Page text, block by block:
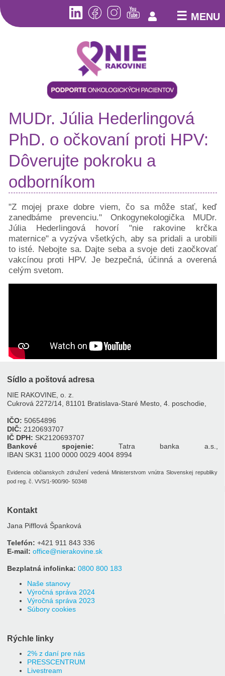
☰ MENU
Aktuality
pacientom
poradňa
Pacientske
poradne
telefonická
linka
Pacientske
príručky
Mapa
pomoci
Klinické
prsníka
Rakovina
čreva
Rakovina
pankreasu
Rakovina
prostaty
a
semenníkov
krčka
Rakovina
pľúc
Rakovina
Rakovina
kože
Rakovina
Podporte
darujme.sk
2%
MUDr. Júlia Hederlingová
PhD. o očkovaní proti HPV:
Dôverujte pokroku a
odborníkom
"Z mojej praxe dobre viem, čo sa môže stať, keď
zanedbáme prevenciu." Onkogynekologička MUDr.
Júlia Hederlingová hovorí "nie rakovine krčka
maternice" a vyzýva všetkých, aby sa pridali a urobili
to isté. Nebojte sa. Dajte seba a svoje deti zaočkovať
vakcínou proti HPV. Je bezpečná, účinná a overená
celým svetom.
Sídlo a poštová adresa
NIE RAKOVINE, o. z.
Cukrová 2272/14, 81101 Bratislava-Staré Mesto, 4. poschodie,
IČO: 50654896
DIČ: 2120693707
IČ DPH: SK2120693707
Bankové spojenie: Tatra banka a.s.,
IBAN SK31 1100 0000 0029 4004 8994
Evidencia občianskych združení vedená Ministerstvom vnútra Slovenskej republiky
pod reg. č. VVS/1-900/90- 50348
Kontakt
Jana Pifflová Španková
Telefón: +421 911 843 336
E-mail: office@nierakovine.sk
Bezplatná infolinka: 0800 800 183
Naše stanovy
Výročná správa 2024
Výročná správa 2023
Súbory cookies
Rýchle linky
2% z daní pre nás
PRESSCENTRUM
Livestream